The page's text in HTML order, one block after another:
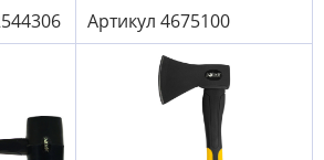
Артикул 4675100